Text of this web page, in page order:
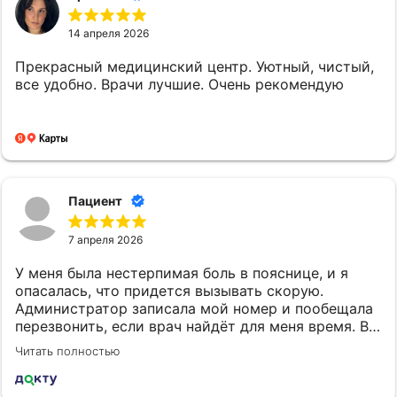
14 апреля 2026
Прекрасный медицинский центр. Уютный, чистый,
все удобно. Врачи лучшие. Очень рекомендую
Пациент
7 апреля 2026
У меня была нестерпимая боль в пояснице, и я
опасалась, что придется вызывать скорую.
Администратор записала мой номер и пообещала
перезвонить, если врач найдёт для меня время. В
итоге я попала на приём, меня выслушали и
подробно объяснили все моменты, что меня
успокоило. Врач прописала лечение и дала
Читать полностью
открытых доступах
открыто делимся в базе знаний
официальном сайте
сообществе ВК
телеграм-
канале
здоровьем и развитием
видоизменяются и специалисты
следят за современной
доказательной медициной
конференциях Ввести ссылку на
сайт база знаний / о чём говорят
специалисты
проходят онлайн обучения
обмениваются опытом